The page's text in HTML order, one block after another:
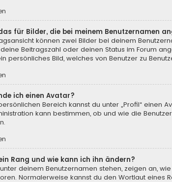
für Bilder, die bei meinem Benutzernamen
können zwei Bilder bei deinem
Beitragszahl oder deinen Status im Forum
persönliches Bild, welches von Benutzer zu
ich einen Avatar?
Bereich kannst du unter „Profil“ einen
kann bestimmen, ob und wie die
Rang und wie kann ich ihn ändern?
deinem Benutzernamen stehen, zeigen an,
Normalerweise kannst du den Wortlaut eines